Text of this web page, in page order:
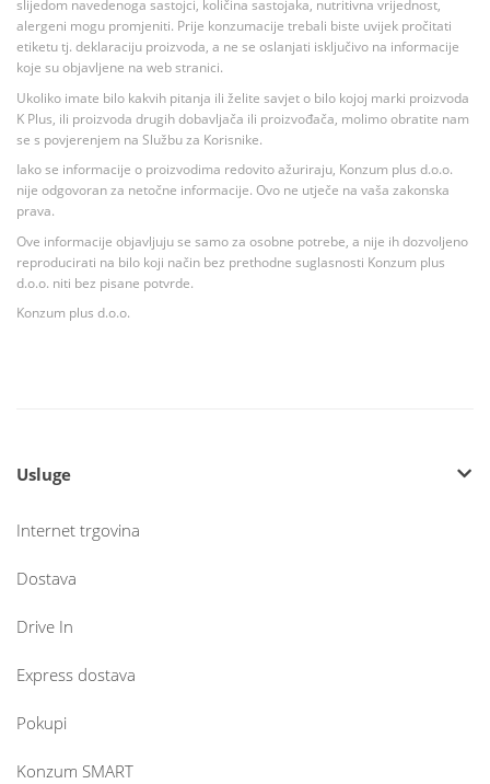
slijedom navedenoga sastojci, količina sastojaka, nutritivna vrijednost,
alergeni mogu promjeniti. Prije konzumacije trebali biste uvijek pročitati
etiketu tj. deklaraciju proizvoda, a ne se oslanjati isključivo na informacije
koje su objavljene na web stranici.
Ukoliko imate bilo kakvih pitanja ili želite savjet o bilo kojoj marki proizvoda
K Plus, ili proizvoda drugih dobavljača ili proizvođača, molimo obratite nam
se s povjerenjem na Službu za Korisnike.
Iako se informacije o proizvodima redovito ažuriraju, Konzum plus d.o.o.
nije odgovoran za netočne informacije. Ovo ne utječe na vaša zakonska
prava.
Ove informacije objavljuju se samo za osobne potrebe, a nije ih dozvoljeno
reproducirati na bilo koji način bez prethodne suglasnosti Konzum plus
d.o.o. niti bez pisane potvrde.
Konzum plus d.o.o.
Usluge
Internet trgovina
Dostava
Drive In
Express dostava
Pokupi
Konzum SMART